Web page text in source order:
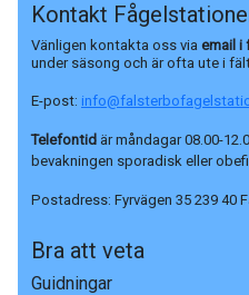
Kontakt
Vänligen kontakta oss via email i
under säsong och är ofta ute i
E-post:
Telefontid är måndagar 08.00-
bevakningen sporadisk eller
Postadress: Fyrvägen 35 239 40
Bra att veta
Guidningar